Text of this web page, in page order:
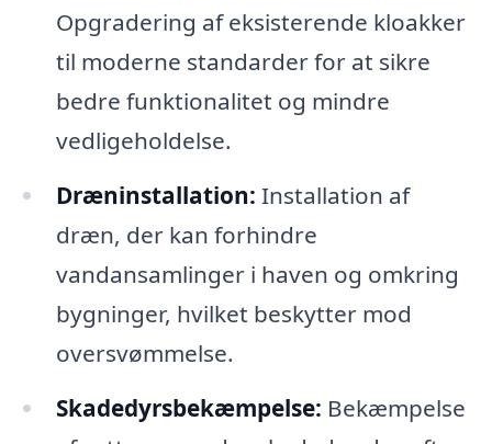
Opgradering af eksisterende kloakker
til moderne standarder for at sikre
bedre funktionalitet og mindre
vedligeholdelse.
Dræninstallation: Installation af
dræn, der kan forhindre
vandansamlinger i haven og omkring
bygninger, hvilket beskytter mod
oversvømmelse.
Skadedyrsbekæmpelse: Bekæmpelse